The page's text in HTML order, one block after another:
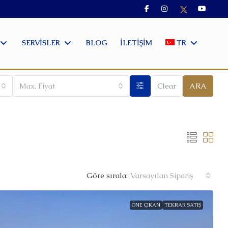
SERVISLER BLOG İLETIŞIM TR
Max. Fiyat Clear ARA
Göre sırala: Varsayılan Sipariş
ÖNE ÇIKAN TEKRAR SATIŞ